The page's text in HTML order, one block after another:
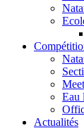
Eau
Actualités